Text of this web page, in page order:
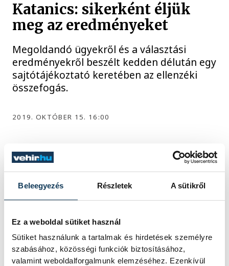
Beleegyezés Részletek A sütikről
Ez a weboldal sütiket használ
Sütiket használunk a tartalmak és hirdetések személyre
szabásához, közösségi funkciók biztosításához,
valamint weboldalforgalmunk elemzéséhez. Ezenkívül
Katanics: sikerként éljük
meg az eredményeket
Megoldandó ügyekről és a választási
eredményekről beszélt kedden délután egy
sajtótájékoztató keretében az ellenzéki
összefogás.
2019. OKTÓBER 15. 16:00
1 2 3
KÖZÉLET